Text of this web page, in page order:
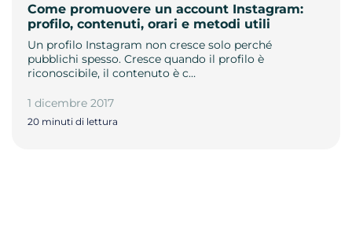
Come promuovere un account Instagram:
profilo, contenuti, orari e metodi utili
Un profilo Instagram non cresce solo perché
pubblichi spesso. Cresce quando il profilo è
riconoscibile, il contenuto è c…
1 dicembre 2017
20 minuti di lettura